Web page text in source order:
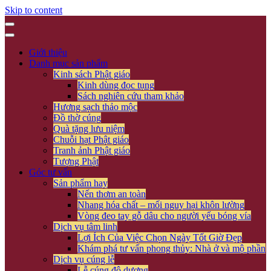
Skip to content
Giới thiệu
Danh mục sản phẩm
Kinh sách Phật giáo
Kinh dùng đọc tụng
Sách nghiên cứu tham khảo
Hương sạch thảo mộc
Đồ thờ cúng
Quà tặng lưu niệm
Chuỗi hạt Phật giáo
Tranh ảnh Phật giáo
Tượng Phật
Góc tư vấn
Sản phẩm hay
Nến thơm an toàn
Nhang hóa chất – mối nguy hại khôn lường
Vòng đeo tay gỗ dâu cho người yếu bóng vía
Dịch vụ tâm linh
Lợi Ích Của Việc Chọn Ngày Tốt Giờ Đẹp
Khám phá tư vấn phong thủy: Nhà ở và mộ phần
Dịch vụ cúng lễ